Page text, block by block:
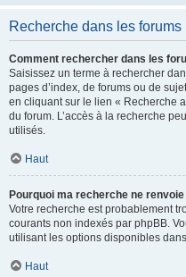
Recherche dans les forums
Comment rechercher dans les
Saisissez un terme à rechercher
pages d’index, de forums ou de
en cliquant sur le lien « Recherche
du forum. L’accès à la recherche
utilisés.
Haut
Pourquoi ma recherche ne
Votre recherche est probablement
courants non indexés par phpBB.
utilisant les options disponibles
Haut